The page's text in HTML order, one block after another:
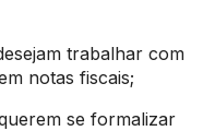
trabalhar com
notas fiscais;
se formalizar